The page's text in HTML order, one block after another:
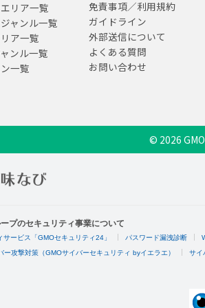
リア一覧
ャンル一覧
ア一覧
ンル一覧
一覧
免責事項／利用規約
ガイドライン
外部送信について
よくある質問
お問い合わせ
© 2026